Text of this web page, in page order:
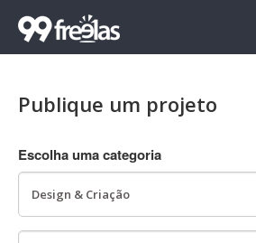
Publique um projeto
Escolha uma categoria